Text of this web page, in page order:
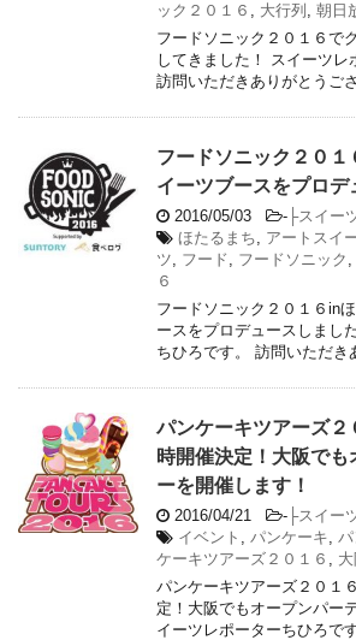
ック２０１６ , 大行列 , 朝日
フードソニック２０１６で
してきました！ スイーツレ
訪問いただきありがとうご
フードソニック２０
イーツブースをプロデ
2016/05/03 - ├スイー
ほたるまち, アートスイ
ツ, フード, フードソニック ,
６
フードソニック２０１６in
ースをプロデュースしまし
ちひろです。 訪問いただき
パンケーキツアーズ２
時開催決定！大阪でも
ーを開催します！
2016/04/21 - ├スイー
イベント , パンケーキ,
ケーキツアーズ２０１６ , 大
パンケーキツアーズ２０１
定！大阪でもオープンパー
イーツレポーターちひろで